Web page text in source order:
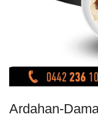
Ardahan-